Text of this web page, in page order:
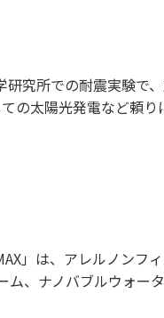
究所での耐震実験で
の太陽光発電など頼り
」は、アレルノンフ
、ナノバブルウォー